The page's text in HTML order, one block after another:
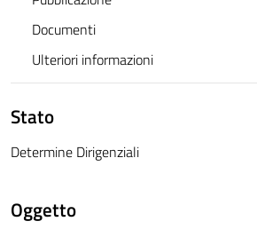
Documenti
Ulteriori informazioni
Stato
Determine Dirigenziali
Oggetto